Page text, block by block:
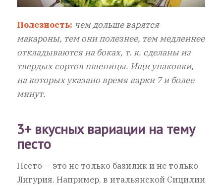
Полезность: чем дольше варятся
макароны, тем они полезнее, тем медленнее
откладываются на боках, т. к. сделаны из
твердых сортов пшеницы. Ищи упаковки,
на которых указано время варки 7 и более
минут.
3+ вкусных вариации на тему
песто
Песто — это не только базилик и не только
Лигурия. Например, в итальянской Сицилии